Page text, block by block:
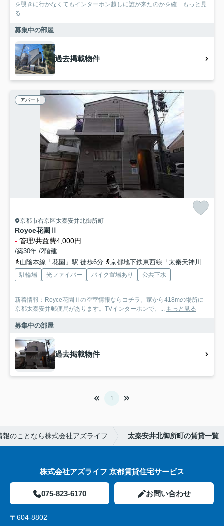
を覗きに行かなくてもインターホン越しに誰が来たのかを確... もっと見
る
募集中の部屋
過去掲載物件
アパート
京都市右京区太秦安井北御所町
Royce花園Ⅱ
- 管理/共益費4,000円
/築30年 /2階建
山陰本線「花園」駅 徒歩6分
京都地下鉄東西線「太秦天神川」駅 徒歩14分
駐輪場 光ファイバー バイク置場あり 公共下水
新着情報：Royce花園Ⅱの空室情報ならコチラ。家から418mの場所に
京都太秦安井郵便局があります。TVインターホンで、... もっと見る
募集中の部屋
過去掲載物件
1
のことなら株式会社アズライフ 太秦安井北御所町の賃貸一覧
株式会社アズライフ 京都賃貸住宅サービス
075-823-6170 お問い合わせ
〒604-8802